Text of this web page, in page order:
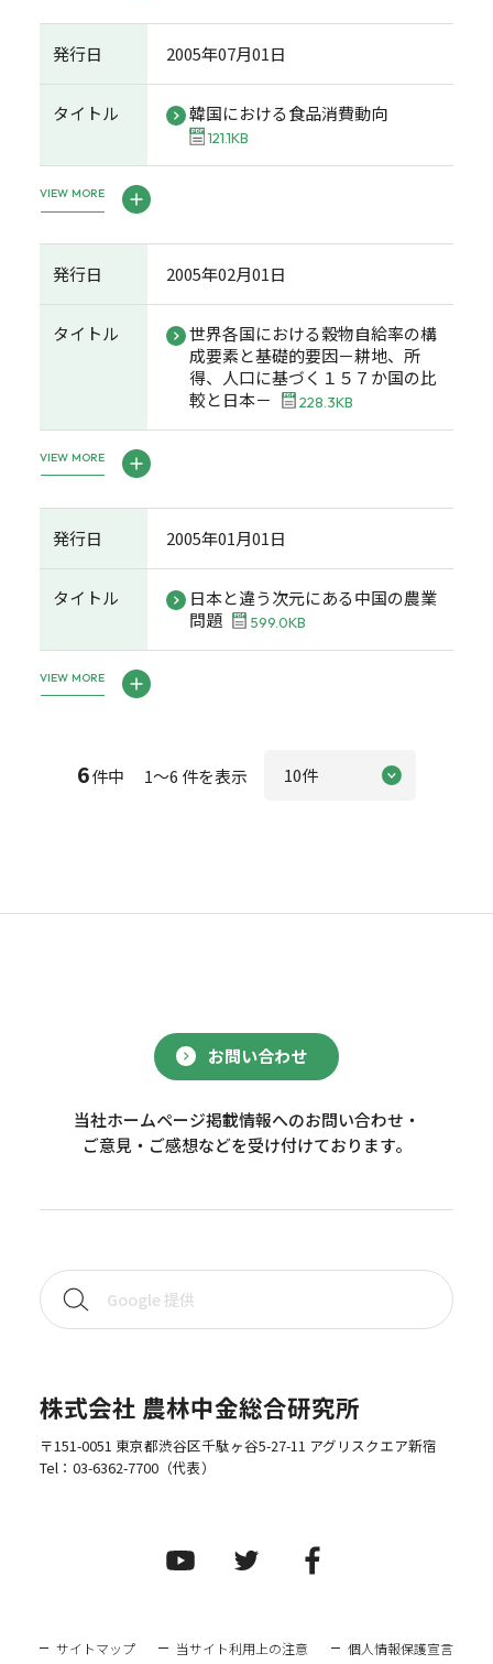
発行日 2005年07月01日
タイトル 韓国における食品消費動向
121.1KB
VIEW MORE
発行日 2005年02月01日
タイトル
世界各国における穀物自給率の構
成要素と基礎的要因－耕地、所
得、人口に基づく１５７か国の比
較と日本－
228.3KB
VIEW MORE
発行日 2005年01月01日
タイトル
日本と違う次元にある中国の農業
問題
599.0KB
VIEW MORE
6件中 1～6 件を表示
お問い合わせ
当社ホームページ掲載情報へのお問い合わせ・
ご意見・ご感想などを受け付けております。
株式会社 農林中金総合研究所
〒151-0051 東京都渋谷区千駄ヶ谷5-27-11 アグリスクエア新宿
Tel： 03-6362-7700（代表）
サイトマップ 当サイト利用上の注意 個人情報保護宣言